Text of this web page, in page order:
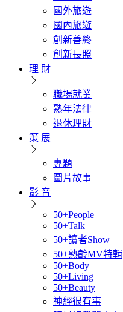
國外旅遊
國內旅遊
創新善終
創新長照
理 財
職場就業
熟年法律
退休理財
策 展
專題
圖片故事
影 音
50+People
50+Talk
50+讀者Show
50+熟齡MV特輯
50+Body
50+Living
50+Beauty
神經很有事